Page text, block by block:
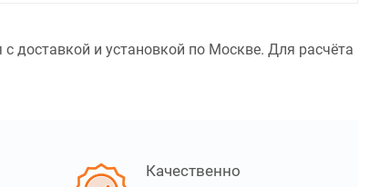
доставкой и установкой по Москве. Для расчёта
Качественно